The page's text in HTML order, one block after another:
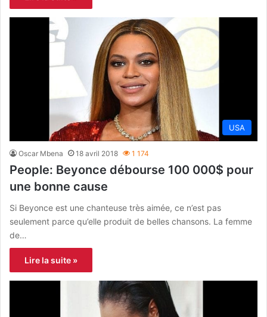
USA
Oscar Mbena 18 avril 2018 1 174
People: Beyonce débourse 100 000$ pour
une bonne cause
Si Beyonce est une chanteuse très aimée, ce n’est pas
seulement parce qu’elle produit de belles chansons. La femme
de…
Lire la suite »